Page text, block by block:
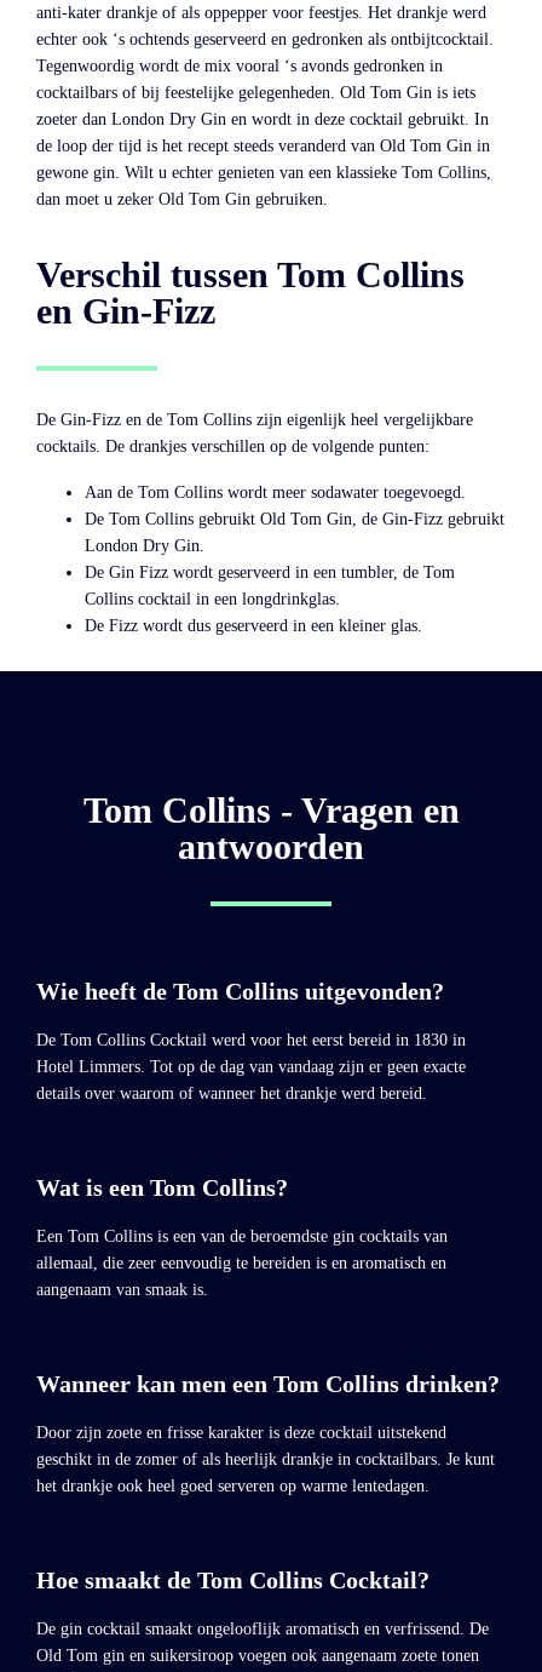
anti-kater drankje of als oppepper voor feestjes. Het drankje werd
echter ook ‘s ochtends geserveerd en gedronken als ontbijtcocktail.
Tegenwoordig wordt de mix vooral ‘s avonds gedronken in
cocktailbars of bij feestelijke gelegenheden. Old Tom Gin is iets
zoeter dan London Dry Gin en wordt in deze cocktail gebruikt. In
de loop der tijd is het recept steeds veranderd van Old Tom Gin in
gewone gin. Wilt u echter genieten van een klassieke Tom Collins,
dan moet u zeker Old Tom Gin gebruiken.
Verschil tussen Tom Collins
en Gin-Fizz
De Gin-Fizz en de Tom Collins zijn eigenlijk heel vergelijkbare
cocktails. De drankjes verschillen op de volgende punten:
Aan de Tom Collins wordt meer sodawater toegevoegd.
De Tom Collins gebruikt Old Tom Gin, de Gin-Fizz gebruikt
London Dry Gin.
De Gin Fizz wordt geserveerd in een tumbler, de Tom
Collins cocktail in een longdrinkglas.
De Fizz wordt dus geserveerd in een kleiner glas.
Tom Collins - Vragen en
antwoorden
Wie heeft de Tom Collins uitgevonden?
De Tom Collins Cocktail werd voor het eerst bereid in 1830 in
Hotel Limmers. Tot op de dag van vandaag zijn er geen exacte
details over waarom of wanneer het drankje werd bereid.
Wat is een Tom Collins?
Een Tom Collins is een van de beroemdste gin cocktails van
allemaal, die zeer eenvoudig te bereiden is en aromatisch en
aangenaam van smaak is.
Wanneer kan men een Tom Collins drinken?
Door zijn zoete en frisse karakter is deze cocktail uitstekend
geschikt in de zomer of als heerlijk drankje in cocktailbars. Je kunt
het drankje ook heel goed serveren op warme lentedagen.
Hoe smaakt de Tom Collins Cocktail?
De gin cocktail smaakt ongelooflijk aromatisch en verfrissend. De
Old Tom gin en suikersiroop voegen ook aangenaam zoete tonen